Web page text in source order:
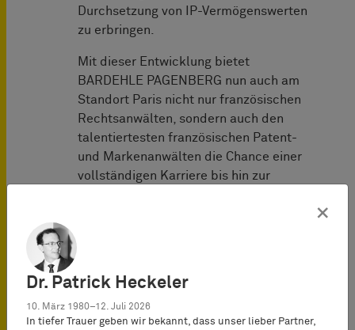
Durchsetzung von IP-Vermögenswerten
zu erbringen.
Mit dieser Entwicklung bietet
BARDEHLE PAGENBERG nun auch am
Standort Paris nicht nur französischen
Rechtsanwälten, sondern auch den
talentiertesten französischen Patent-
und Markenanwälten die Chance einer
vollständigen Karriere bis hin zur
vor Ort in Paris ist Marie-Claude
Pellegrini. Sie ist Doktorin der
Informatik und europäische
×
Dr. Patrick Heckeler
10. März 1980–12. Juli 2026
In tiefer Trauer geben wir bekannt, dass unser lieber Partner,